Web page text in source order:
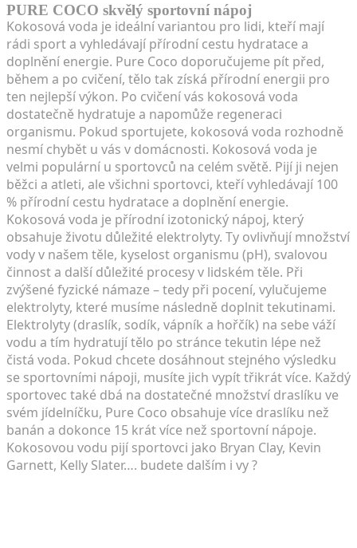
PURE COCO skvělý sportovní nápoj
Kokosová voda je ideální variantou pro lidi, kteří mají
rádi sport a vyhledávají přírodní cestu hydratace a
doplnění energie. Pure Coco doporučujeme pít před,
během a po cvičení, tělo tak získá přírodní energii pro
ten nejlepší výkon. Po cvičení vás kokosová voda
dostatečně hydratuje a napomůže regeneraci
organismu. Pokud sportujete, kokosová voda rozhodně
nesmí chybět u vás v domácnosti. Kokosová voda je
velmi populární u sportovců na celém světě. Pijí ji nejen
běžci a atleti, ale všichni sportovci, kteří vyhledávají 100
% přírodní cestu hydratace a doplnění energie.
Kokosová voda je přírodní izotonický nápoj, který
obsahuje životu důležité elektrolyty. Ty ovlivňují množství
vody v našem těle, kyselost organismu (pH), svalovou
činnost a další důležité procesy v lidském těle. Při
zvýšené fyzické námaze – tedy při pocení, vylučujeme
elektrolyty, které musíme následně doplnit tekutinami.
Elektrolyty (draslík, sodík, vápník a hořčík) na sebe váží
vodu a tím hydratují tělo po stránce tekutin lépe než
čistá voda. Pokud chcete dosáhnout stejného výsledku
se sportovními nápoji, musíte jich vypít třikrát více. Každý
sportovec také dbá na dostatečné množství draslíku ve
svém jídelníčku, Pure Coco obsahuje více draslíku než
banán a dokonce 15 krát více než sportovní nápoje.
Kokosovou vodu pijí sportovci jako Bryan Clay, Kevin
Garnett, Kelly Slater…. budete dalším i vy ?